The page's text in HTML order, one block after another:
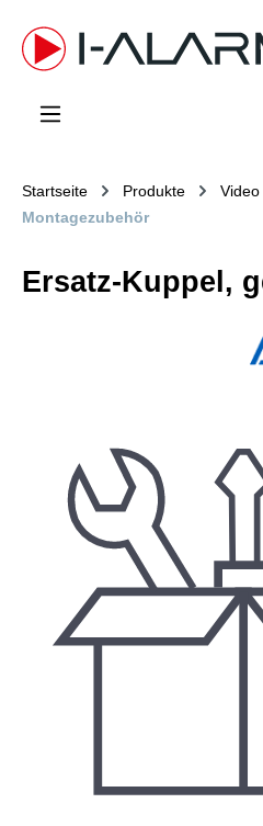
springen
Startseite Produkte Video
Montagezubehör
Ersatz-Kuppel,